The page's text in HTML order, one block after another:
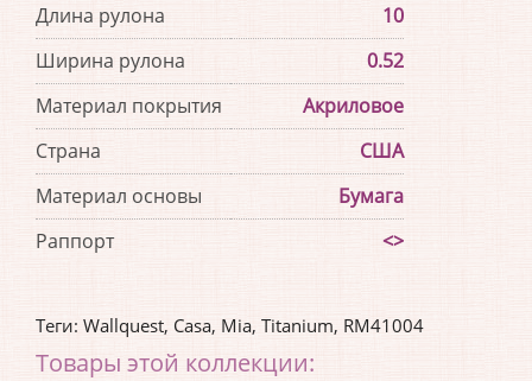
Длина рулона
10
Ширина рулона
0.52
Материал покрытия
Акриловое
Страна
США
Материал основы
Бумага
Раппорт
<>
Теги: Wallquest, Casa, Mia, Titanium, RM41004
Товары этой коллекции: